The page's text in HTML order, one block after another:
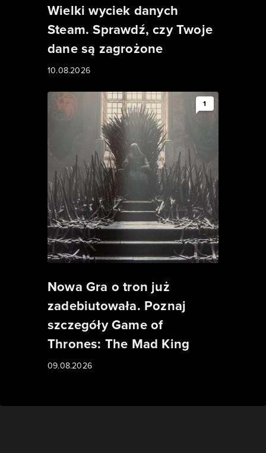
Wielki wyciek danych
Steam. Sprawdź, czy Twoje
dane są zagrożone
10.08.2026
1
Nowa Gra o tron już
zadebiutowała. Poznaj
szczegóły Game of
Thrones: The Mad King
09.08.2026